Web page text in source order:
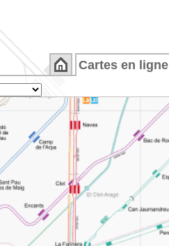
Cartes en ligne